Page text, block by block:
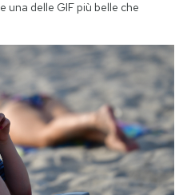
una delle GIF più belle che